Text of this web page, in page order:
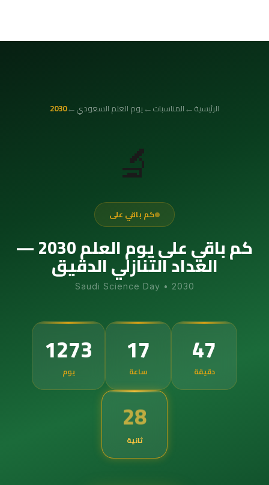
الرئيسية←المناسبات←يوم العلم السعودي←
2030
🔬
كم باقي على
كم باقي على يوم العلم 2030 —
العداد التنازلي الدقيق
Saudi Science Day • 2030
1273
يوم
17
ساعة
47
دقيقة
27
ثانية